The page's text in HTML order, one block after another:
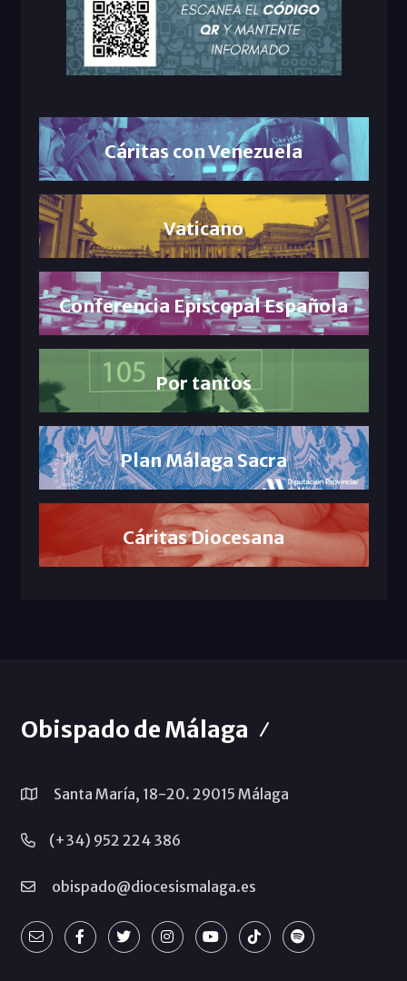
Cáritas con Venezuela
Vaticano
Conferencia Episcopal Española
Por tantos
Plan Málaga Sacra
Cáritas Diocesana
Obispado de Málaga
Santa María, 18-20. 29015 Málaga
(+34) 952 224 386
obispado@diocesismalaga.es